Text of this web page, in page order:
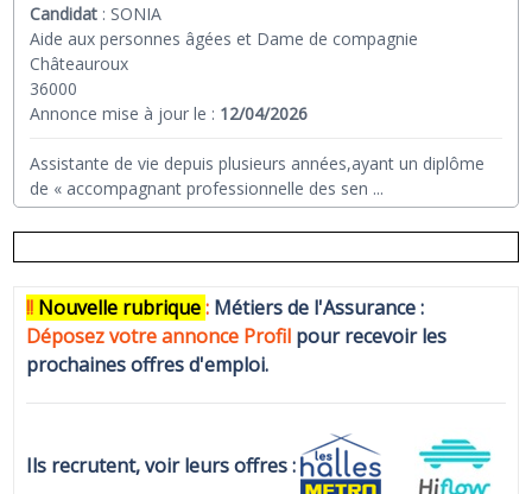
Candidat : SONIA
Aide aux personnes âgées et Dame de compagnie
Châteauroux
36000
Annonce mise à jour le : 12/04/2026
Assistante de vie depuis plusieurs années,ayant un diplôme
de « accompagnant professionnelle des sen ...
!! Nouvelle rubrique: Métiers de l'Assurance :
Déposez votre annonce Profil pour recevoir les
prochaines offres d'emploi.
Ils recrutent, voir leurs offres :